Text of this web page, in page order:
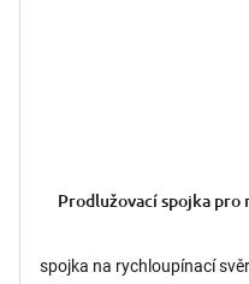
Prodlužovací spojka pro
spojka na rychloupínací